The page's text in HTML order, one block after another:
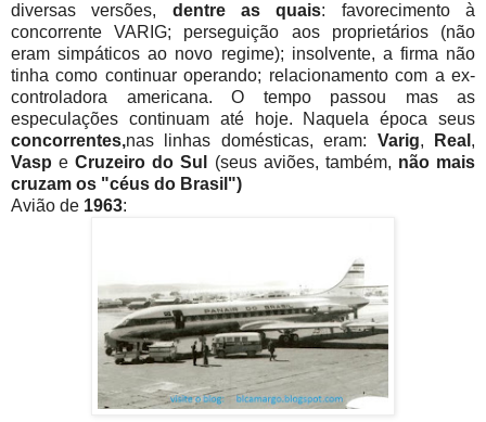
diversas versões, dentre as quais: favorecimento à
concorrente VARIG; perseguição aos proprietários (não
eram simpáticos ao novo regime); insolvente, a firma não
tinha como continuar operando; relacionamento com a ex-
controladora americana. O tempo passou mas as
especulações continuam até hoje. Naquela época seus
concorrentes,nas linhas domésticas, eram: Varig, Real ,
Vasp eCruzeiro do Sul (seus aviões, também, não mais
cruzam os "céus do Brasil")
Avião de 1963: